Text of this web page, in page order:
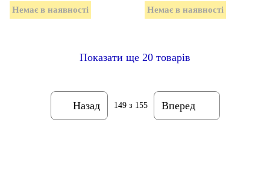
Немає в наявності Немає в наявності
Показати ще 20 товарів
Назад 149з 155 Вперед